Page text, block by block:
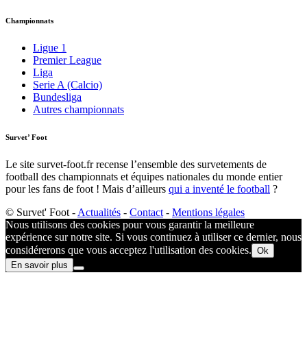
Championnats
Ligue 1
Premier League
Liga
Serie A (Calcio)
Bundesliga
Autres championnats
Survet’ Foot
Le site survet-foot.fr recense l’ensemble des survetements de
football des championnats et équipes nationales du monde entier
pour les fans de foot ! Mais d’ailleurs qui a inventé le football ?​
© Survet' Foot - Actualités - Contact - Mentions légales
Nous utilisons des cookies pour vous garantir la meilleure
expérience sur notre site. Si vous continuez à utiliser ce dernier, nous
considérerons que vous acceptez l'utilisation des cookies. Ok
En savoir plus